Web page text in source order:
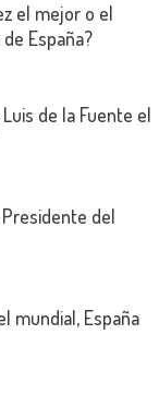
el mejor o el
España?
de la Fuente el
Presidente del
mundial, España